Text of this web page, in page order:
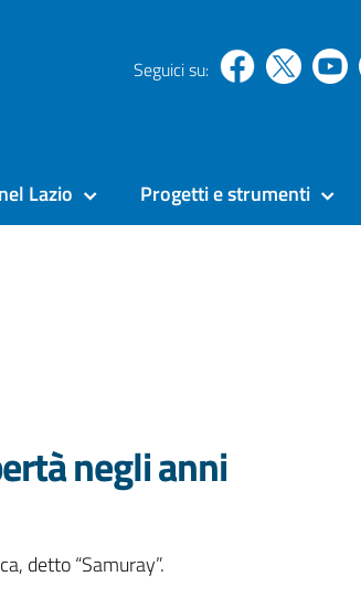
Seguici su:
Lazio Progetti e strumenti
negli anni
detto “Samuray”.